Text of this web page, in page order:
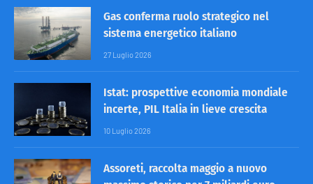
Gas conferma ruolo strategico nel
sistema energetico italiano
27 Luglio 2026
Istat: prospettive economia mondiale
incerte, PIL Italia in lieve crescita
10 Luglio 2026
Assoreti, raccolta maggio a nuovo